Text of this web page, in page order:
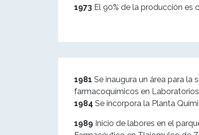
1973 El 90% de la producción es
1981 Se inaugura un área para la
farmacoquímicos en Laboratorios
1984 Se incorpora la Planta
1989 Inicio de labores en el